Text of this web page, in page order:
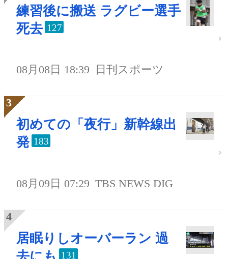
練習後に搬送 ラグビー選手
死去 127
08月08日 18:39 日刊スポーツ
初めての「夜行」新幹線出
発 183
08月09日 07:29 TBS NEWS DIG
居眠りしオーバーラン 過
131